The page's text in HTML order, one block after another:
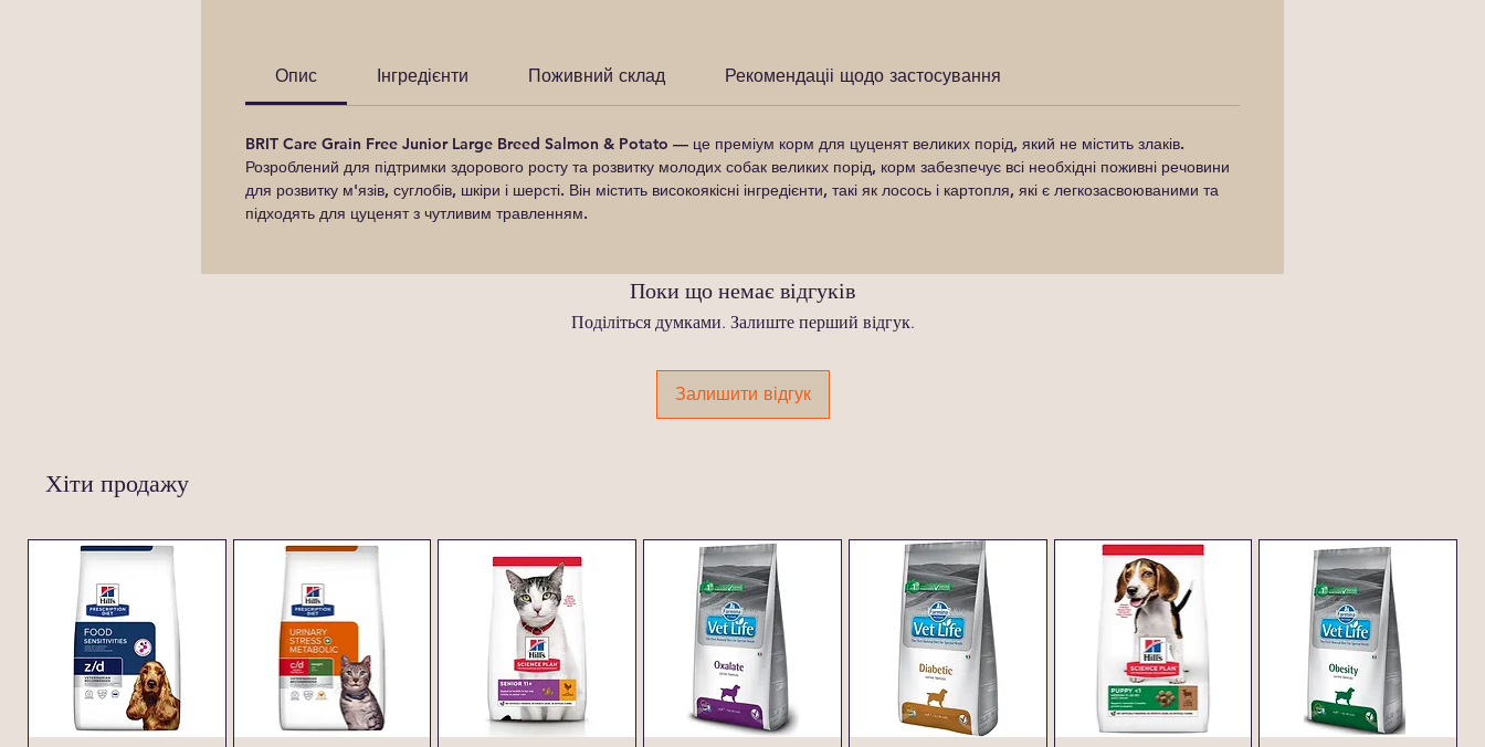
Опис Інгредієнти Поживний склад Рекомендаціі щодо застосування
BRIT Care Grain Free Junior Large Breed Salmon & Potato — це преміум корм для цуценят великих порід, який не містить злаків.
Розроблений для підтримки здорового росту та розвитку молодих собак великих порід, корм забезпечує всі необхідні поживні речовини
для розвитку м'язів, суглобів, шкіри і шерсті. Він містить високоякісні інгредієнти, такі як лосось і картопля, які є легкозасвоюваними та
підходять для цуценят з чутливим травленням.
Поки що немає відгуків
Поділіться думками. Залиште перший відгук.
Залишити відгук
Хіти продажу